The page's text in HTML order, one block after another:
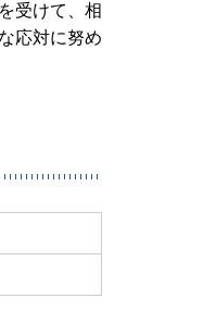
受けて、相
応対に努め